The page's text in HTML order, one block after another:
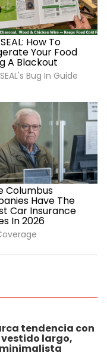
tendencia con
largo,